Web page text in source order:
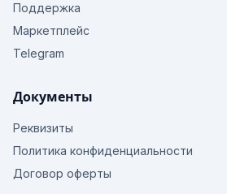
Поддержка
Маркетплейс
Telegram
Документы
Реквизиты
Политика конфиденциальности
Договор оферты